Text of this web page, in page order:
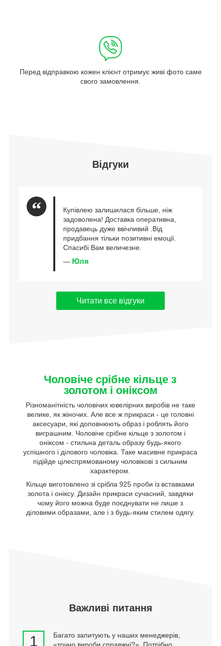
Перед відправкою кожен клієнт отримує живі фото саме
свого замовлення.
Відгуки
Купівлею залишилася більше, ніж
задоволена! Доставка оперативна,
продавець дуже ввічливий .Від
придбання тільки позитивні емоції.
Спасибі Вам величезне.
— Юля
Читати все відгуки
Чоловіче срібне кільце з
золотом і оніксом
Різноманітність чоловічих ювелірних виробів не таке
велике, як жіночих. Але все ж прикраси - це головні
аксесуари, які доповнюють образ і роблять його
виграшним. Чоловіче срібне кільце з золотом і
оніксом - стильна деталь образу будь-якого
успішного і ділового чоловіка. Таке масивне прикраса
підійде цілеспрямованому чоловікові з сильним
характером.
Кільце виготовлено зі срібла 925 проби із вставками
золота і оніксу. Дизайн прикраси сучасний, завдяки
чому його можна буде поєднувати не лише з
діловими образами, але і з будь-яким стилем одягу.
Важливі питання
1
Багато запитують у наших менеджерів,